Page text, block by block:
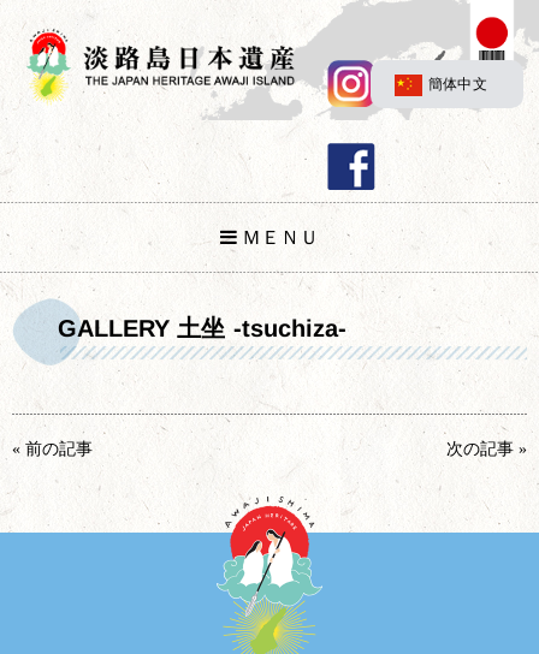
簡体中文
ＭＥＮＵ
GALLERY 土坐 -tsuchiza-
« 前の記事 次の記事 »